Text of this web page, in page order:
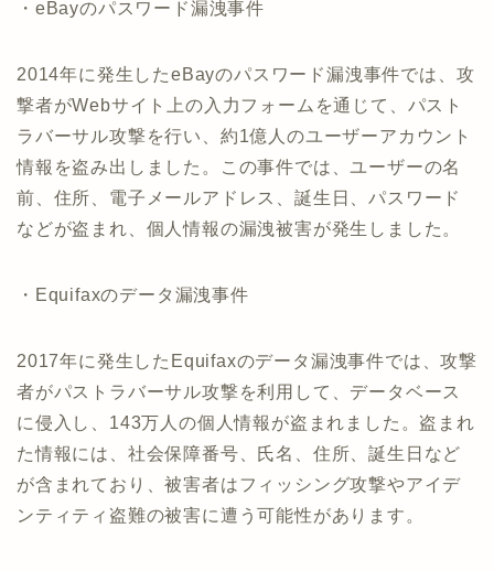
・eBayのパスワード漏洩事件
2014年に発生したeBayのパスワード漏洩事件では、攻
撃者がWebサイト上の入力フォームを通じて、パスト
ラバーサル攻撃を行い、約1億人のユーザーアカウント
情報を盗み出しました。この事件では、ユーザーの名
前、住所、電子メールアドレス、誕生日、パスワード
などが盗まれ、個人情報の漏洩被害が発生しました。
・Equifaxのデータ漏洩事件
2017年に発生したEquifaxのデータ漏洩事件では、攻撃
者がパストラバーサル攻撃を利用して、データベース
に侵入し、143万人の個人情報が盗まれました。盗まれ
た情報には、社会保障番号、氏名、住所、誕生日など
が含まれており、被害者はフィッシング攻撃やアイデ
ンティティ盗難の被害に遭う可能性があります。